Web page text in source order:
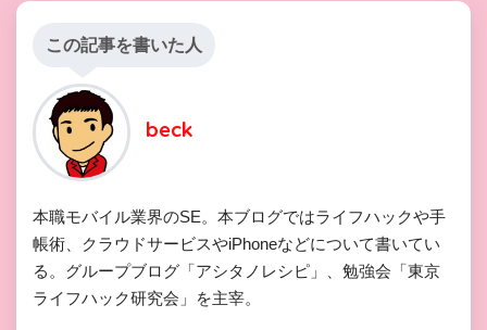
この記事を書いた人
beck
本職モバイル業界のSE。本ブログではライフハックや手
帳術、クラウドサービスやiPhoneなどについて書いてい
る。グループブログ「アシタノレシピ」、勉強会「東京
ライフハック研究会」を主宰。